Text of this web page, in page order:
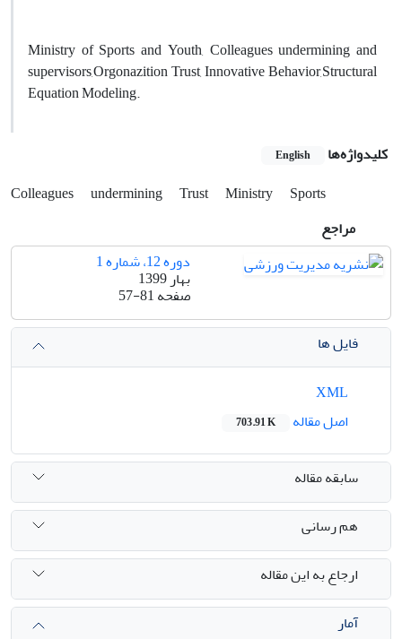
Ministry of Sports and Youth, Colleagues undermining and
supervisors,Orgonazition Trust, Innovative Behavior,Structural
Equation Modeling.
کلیدواژه‌ها English
Colleagues undermining Trust Ministry
Sports
مراجع
دوره 12، شماره 1
بهار 1399
صفحه57-81
فایل ها
اصل مقاله
703.91 K
سابقه مقاله
هم رسانی
ارجاع به این مقاله
آمار